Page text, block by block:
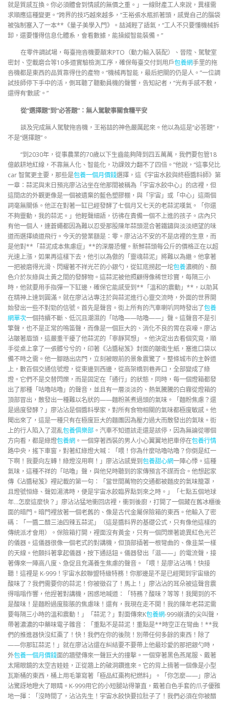
就是質感互換。你必須體會到情感的無價之重。」一線財產工人來說，異樣需
求順應這種變更。“跨界的技巧越來越多，”王裕張水瓶抓著頭，感覺自己的腦袋
被強制塞入了一本**《量子美學入門》。喆減輕了語氣，“工人不只要懂機械拆
卸，還要懂得信息化體系，會看數據，能操縱智能裝備。”
在零件調試場，每臺拖沓機要顛末PTO（動力輸入裝配）、晉陞、駕駛室
密封、空載磨合等10多道實驗檢測工序，確保每臺交付到用戶包養網手里的拖
沓機都是東西的品質靠得住的產物。“機械再智能，最后把關的仍是人。”一位調
試技師停下手中的活，側耳聽了聽動員機的聲響，告知記者，“光有手感不敷，
還得有‘數感’。”
從“選擇題”到“必答題”：無人駕駛事關食糧平安
談及完成無人駕駛拖沓機，王裕喆的神色嚴厲起來。他以為這是“必答題”，
不是“選擇題”。
“到2030年，從事農業的70歲以下生齒能夠降到四五萬萬，我們要包管18
億畝耕地紅線，不靠無人化、智能化，功課效力翻不了四倍。”他說，“這事兒比
car 智駕更主要，那些是包養一個月價錢選擇，這《宇宙水餃與終極醬料師》第
一章：蒜泥與末日預兆廖沾沾坐在他那間被稱為「宇宙水餃中心」的店裡，但
這間店的外觀更像是一個被遺棄的藍色塑膠棚，與「宇宙」或「中心」這兩個
詞毫無關係。他正在對著一缸已經發酵了七個月又七天的老蒜泥嘆氣。「你還
不夠靈動，我的蒜泥。」他輕聲細語，彷彿在責備一個不上進的孩子。店內只
有他一個人，連蒼蠅都因為難以忍受那股陳年蒜頭混合著鐵鏽與淡淡絕望的味
道而選擇繞道飛行。今天的營業額是：零。廖沾沾不安的不是店裡的生意，而
是他對**「蒜泥成本焦慮症」**的深層恐懼。新鮮蒜頭每公斤的價格正在以超
光速上漲，如果再這樣下去，他引以為傲的「靈魂蒜泥」將難以為繼。他拿著
一把被磨得光滑、閃耀著不祥光芒的小銀勺，從缸底撈起一坨包養濃稠的、顏
色介於灰綠與土黃之間的發酵物。這蒜泥被他照顧得像稀世珍寶，每隔三小
時，他就要用手指彈一下缸邊，確保它能感受到**「溫和的震動」**，以助其
在精神上達到圓滿。就在廖沾沾專注於與蒜泥進行心靈交流時，外面的世界開
始發出一些不對勁的信號。首先是聲音。街上所有的汽車喇叭同時發出了包養
網單次一個持續不斷、低沉且潮濕的「咕嚕——咕嚕——」聲。這聲音不是引
擎聲，也不是正常的鳴笛聲，而像是一個巨大的、消化不良的胃在哀嚎。廖沾
沾皺著眉頭，這嚴重干擾了他蒜泥的「寧靜冥想」。他決定出去看個究竟，順
手從桌上拿了一張髒兮兮的，印著《沾醬秘笈》封面的皺衛生紙，塞進口袋以
備不時之需。他一腳踏出店門，立刻被眼前的景象震驚了。整條城市的主幹道
上，數百個交通信號燈，從東邊到西邊，從高架橋到巷弄口，全部變成了綠
燈。它們不是交替閃爍，而是固定在「通行」的狀態，同時，每一個燈箱都發
出了那種「咕嚕咕嚕」的聲音，並且有一層淡淡的、熱氣騰騰的白霧從燈箱的
頂部冒出，散發出一種難以名狀的——麵粉蒸煮過頭的氣味。「麵粉焦慮？還
是過度發酵？」廖沾沾是個醬料學家，對所有食物相關的氣味都極度敏感。他
聞出來了，這是一種只有在極度巨大的麵團因為壓力過大而散發出的氣味。街
上的行人陷入了混亂包養俱樂部 。汽車不知道該走還是該停，因為無論從哪個
方向看，都是綠燈包養網 。一個穿著西裝的男人小心翼翼地把車停在包養行情
路中央，搖下車窗，對著紅綠燈大喊：「喂！你為什麼咕嚕咕嚕？你倒是紅一
下啊！我要向左轉！綠燈沒用啊！」廖沾沾感覺到包養甜心網一陣心悸。這種
氣味，這種不祥的「咕嚕」聲，與他兒時聽到的家傳預言不謀而合。他想起家
傳《沾醬秘笈》裡記載的第一句：「當世間萬物的交通都被麵皮的氣味籠罩，
且燈號恒綠、聲如湯沸時，便是宇宙水餃臨界點到來之時。」「七點五個地球
年…怎麼這麼快？」廖沾沾猛地衝回店裡，衝到後廚，打開了一個藏在舊冰櫃後
面的暗門。暗門裡放著一個老舊的、像是古代金屬保險箱的東西。他輸入了密
碼：「一醬二醋三油四辣五蒜泥」（這是醬料界的基礎公式，只有像他這樣的
傳統派才會用）。保險箱打開，裡面沒有黃金，只有一個閃爍著詭異紅色光芒
的儀器。這儀器很像一個老式的對講機，但頂部插著一根彎曲的、像韭菜一樣
的天線。他顫抖著拿起儀器，按下通話鈕。儀器發出「滋——」的電流聲，接
著傳來一陣高八度、急促且充滿養生焦慮的聲音。「喂！是廖沾沾嗎！快接
聽！這裡是 K-999！宇宙水餃聯盟特級特務！你那邊是不是已經聞到宇宙級的
酸味了？我們需要你的蒜泥！你被徵召了！馬上！」廖沾沾的耳朵被這聲音震
得嗡嗡作響，他捏著對講機，困惑地喊道：「特務？酸味？等等！我聞到的不
是酸味！是麵粉過度膨脹的焦慮味！還有，我現在走不開！我的陳年老蒜泥需
要每隔三小時的溫和震動！」「蒜泥？」對面傳來K包養網-999崩潰的尖叫聲，
帶著濃濃的中藥味電子雜音：「重點不是蒜泥！重點是**時空正在彎曲！**我
們的推進器快沒紅棗了！快！我們在你的後院！別帶任何多餘的東西！除了
——你那缸蒜泥！」就在廖沾沾還在糾結要不要帶上他最珍愛的那把銀勺時，
外包養一個月價錢面的牆壁傳來一聲巨大的撞擊。一個穿著黑色燕尾服、戴著
太陽眼鏡的太空吉娃娃，正從牆上的破洞鑽進來。它的背上揹著一個像是小型
瓦斯桶的東西，桶上用毛筆寫著「極品紅棗枸杞燃料」。「你怎麼——」廖沾
沾驚訝地瞪大了眼睛。K-999用它的小短腿站得筆直，戴著白色手套的爪子優雅
地一揮：「沒時間了，沾沾先生！宇宙水餃快要拉肚子了！我們必須在你被醋